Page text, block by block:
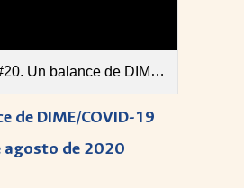
balance de DIME-COVID-19.pdf
de DIME/COVID-19
agosto de 2020